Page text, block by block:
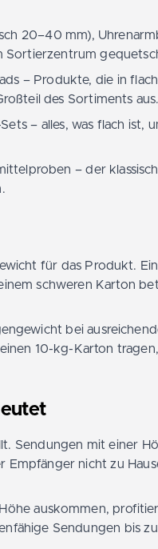
20–40 mm),
Sortierzentrum
– Produkte, die in
des Sortiments aus.
– alles, was flach
– der
für das Produkt.
schweren Karton
bei
10-kg-Karton
Sendungen mit einer
nicht zu
auskommen,
Sendungen bis